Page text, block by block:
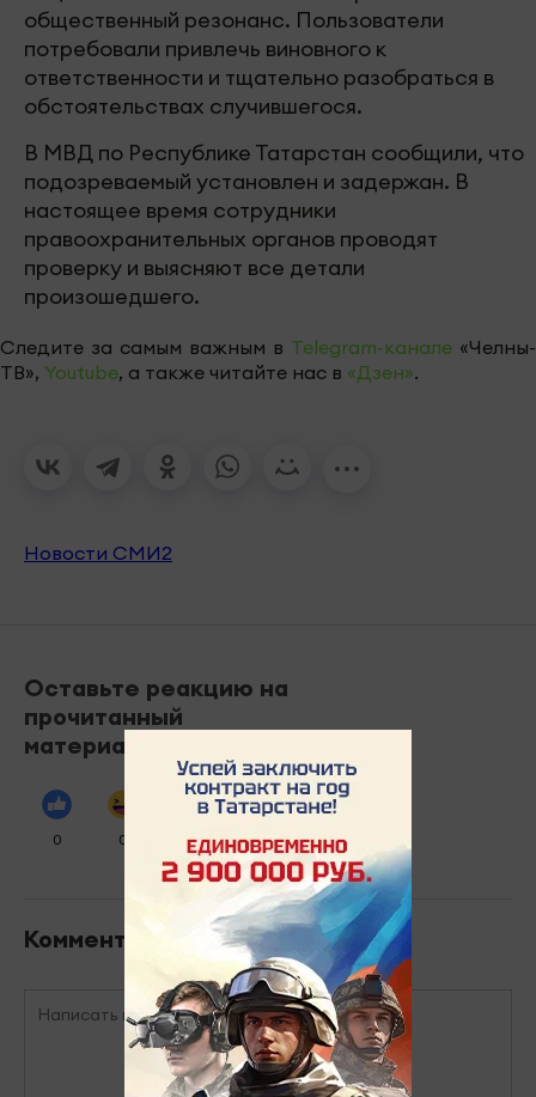
общественный резонанс. Пользователи
потребовали привлечь виновного к
ответственности и тщательно разобраться в
обстоятельствах случившегося.
В МВД по Республике Татарстан сообщили, что
подозреваемый установлен и задержан. В
настоящее время сотрудники
правоохранительных органов проводят
проверку и выясняют все детали
произошедшего.
Следите за самым важным в Telegram-канале «Челны-
ТВ», Youtube, а также читайте нас в «Дзен».
Новости СМИ2
Оставьте реакцию на
прочитанный
материал
0 0 0 0 0
Комментарии